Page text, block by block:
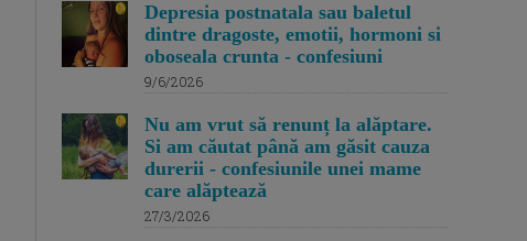
Depresia postnatala sau baletul
dintre dragoste, emotii, hormoni si
oboseala crunta - confesiuni
9/6/2026
Nu am vrut să renunț la alăptare.
Si am căutat până am găsit cauza
durerii - confesiunile unei mame
care alăptează
27/3/2026